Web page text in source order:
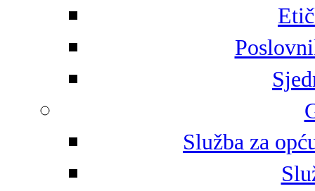
Služba za